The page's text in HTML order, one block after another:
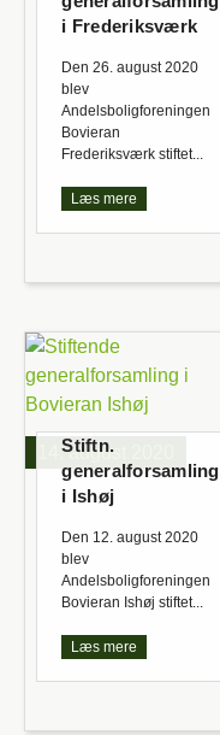
i Frederiksværk
Den 26. august 2020
blev
Andelsboligforeningen
Bovieran
Frederiksværk stiftet...
Læs mere
14. august 2020
Stiftn.
generalforsamling
i Ishøj
Den 12. august 2020
blev
Andelsboligforeningen
Bovieran Ishøj stiftet...
Læs mere